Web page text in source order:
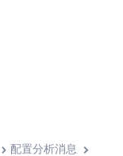
配置分析消息